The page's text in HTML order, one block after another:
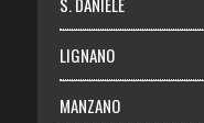
LIGNANO
MANZANO